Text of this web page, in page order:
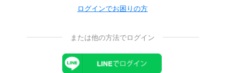
ログインでお困りの方
または他の方法でログイン